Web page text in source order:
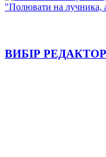
"Полювати на лучника,
ВИБІР